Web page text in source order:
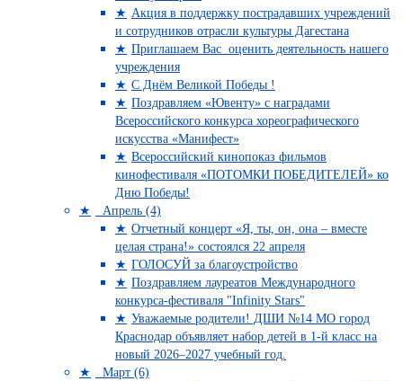
Акция в поддержку пострадавших учреждений
и сотрудников отрасли культуры Дагестана
Приглашаем Вас оценить деятельность нашего
учреждения
C Днём Великой Победы !
Поздравляем «Ювенту» с наградами
Всероссийского конкурса хореографического
искусства «Манифест»
Всероссийский кинопоказ фильмов
кинофестиваля «ПОТОМКИ ПОБЕДИТЕЛЕЙ» ко
Дню Победы!
Апрель (4)
Отчетный концерт «Я, ты, он, она – вместе
целая страна!» состоялся 22 апреля
ГОЛОСУЙ за благоустройство
Поздравляем лауреатов Международного
конкурса-фестиваля "Infinity Stars"
Уважаемые родители! ДШИ №14 МО город
Краснодар объявляет набор детей в 1-й класс на
новый 2026–2027 учебный год.
Март (6)